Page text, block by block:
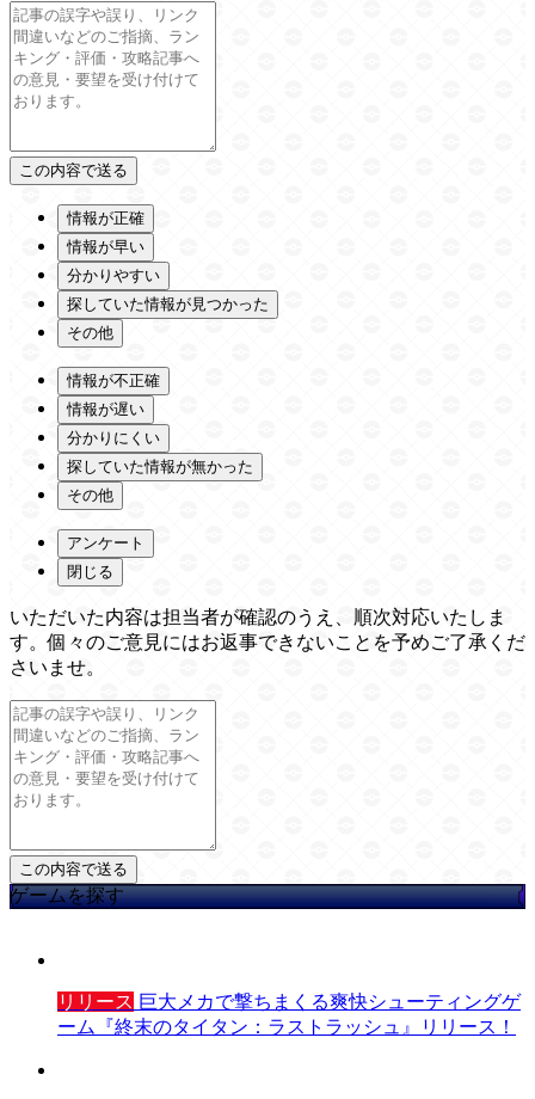
情報が正確
情報が早い
分かりやすい
探していた情報が見つかった
その他
情報が不正確
情報が遅い
分かりにくい
探していた情報が無かった
その他
アンケート
閉じる
いただいた内容は担当者が確認のうえ、順次対応いたしま
す。個々のご意見にはお返事できないことを予めご了承くだ
さいませ。
ゲームを探す
リリース 巨大メカで撃ちまくる爽快シューティングゲ
ーム『終末のタイタン：ラストラッシュ』リリース！